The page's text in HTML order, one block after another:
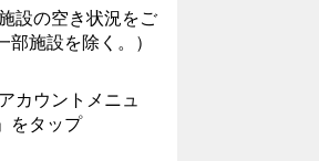
設の空き状況をご
施設を除く。）
カウントメニュ
をタップ